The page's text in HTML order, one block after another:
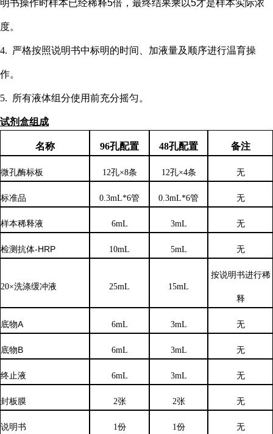
明书操作时样本已经稀释5倍，最终结果乘以5才是样本实际浓
度。
4. 严格按照说明书中标明的时间、加液量及顺序进行温育操
作。
5. 所有液体组分使用前充分摇匀。
试剂盒组成
名称 96孔配置 48孔配置 备注
微孔酶标板 12孔×8条 12孔×4条 无
标准品 0.3mL*6管 0.3mL*6管 无
样本稀释液 6mL 3mL 无
检测抗体-HRP 10mL 5mL 无
20×洗涤缓冲液 25mL 15mL
按说明书进行稀
释
底物A 6mL 3mL 无
底物B 6mL 3mL 无
终止液 6mL 3mL 无
封板膜 2张 2张 无
说明书 1份 1份 无